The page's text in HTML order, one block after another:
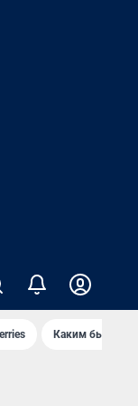
Каким было